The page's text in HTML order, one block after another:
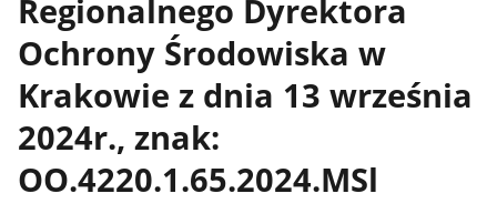
Regionalnego Dyrektora
Ochrony Środowiska w
Krakowie z dnia 13 września
2024r., znak:
OO.4220.1.65.2024.MSl